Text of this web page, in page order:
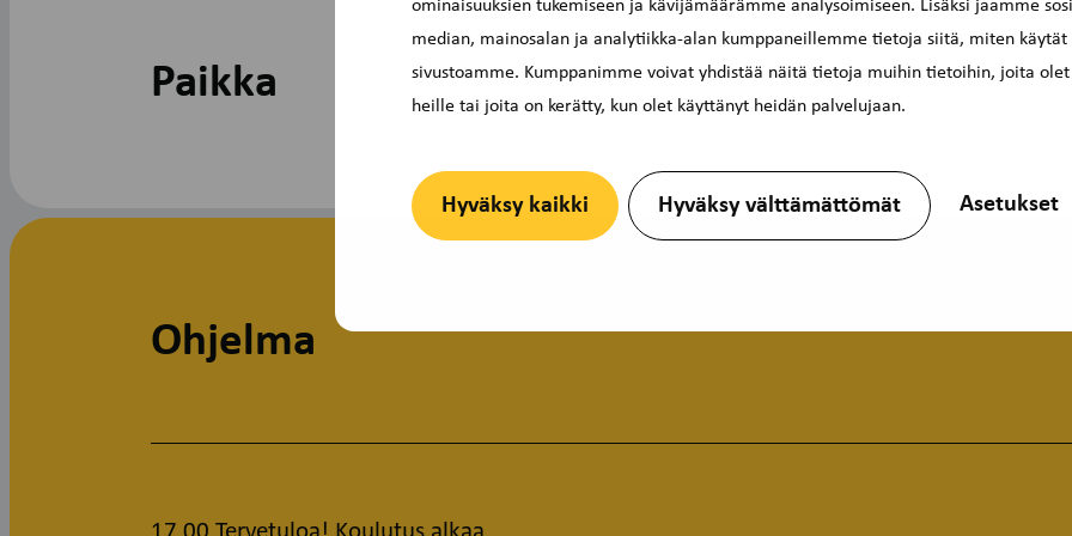
ominaisuuksien tukemiseen ja kävijämäärämme analysoimiseen. Lisäksi jaamme
median, mainosalan ja analytiikka-alan kumppaneillemme tietoja siitä, miten käytät
sivustoamme. Kumppanimme voivat yhdistää näitä tietoja muihin tietoihin, joita
heille tai joita on kerätty, kun olet käyttänyt heidän palvelujaan.
Hyväksy kaikki Hyväksy välttämättömät Asetukset
Paikka Teams
Ohjelma